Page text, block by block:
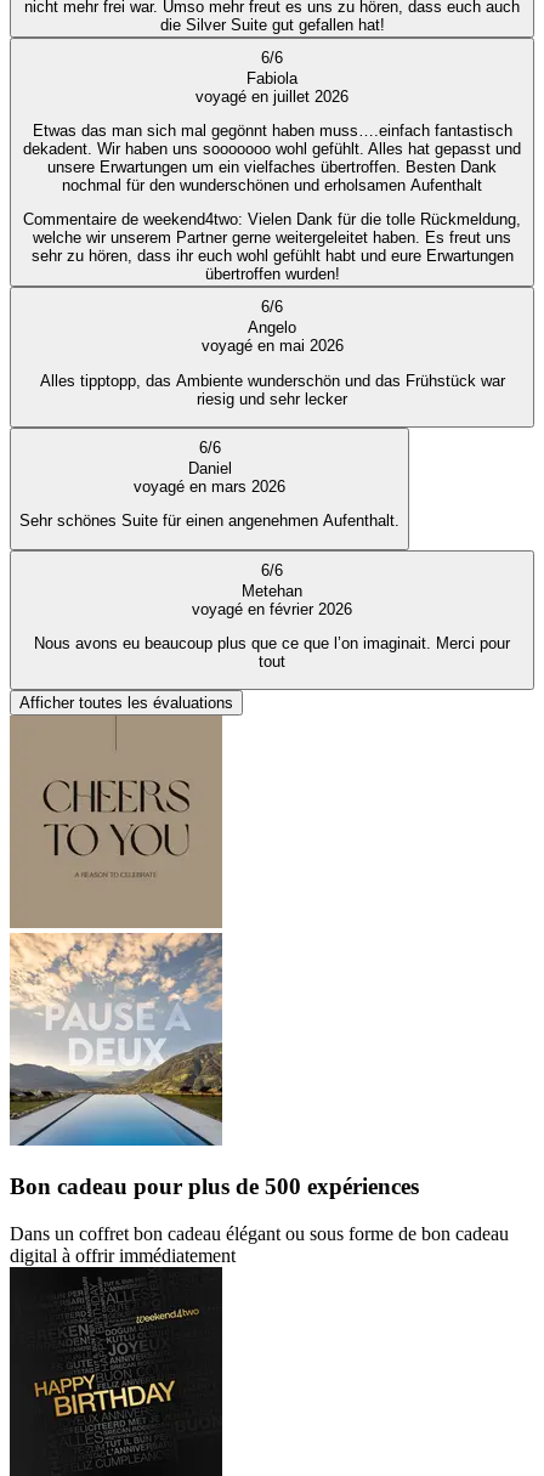
nicht mehr frei war. Umso mehr freut es uns zu hören, dass euch auch
die Silver Suite gut gefallen hat!
6/6
Fabiola
voyagé en juillet 2026
Etwas das man sich mal gegönnt haben muss….einfach fantastisch
dekadent. Wir haben uns sooooooo wohl gefühlt. Alles hat gepasst und
unsere Erwartungen um ein vielfaches übertroffen. Besten Dank
nochmal für den wunderschönen und erholsamen Aufenthalt
Commentaire de weekend4two: Vielen Dank für die tolle Rückmeldung,
welche wir unserem Partner gerne weitergeleitet haben. Es freut uns
sehr zu hören, dass ihr euch wohl gefühlt habt und eure Erwartungen
übertroffen wurden!
6/6
Angelo
voyagé en mai 2026
Alles tipptopp, das Ambiente wunderschön und das Frühstück war
riesig und sehr lecker
6/6
Daniel
voyagé en mars 2026
Sehr schönes Suite für einen angenehmen Aufenthalt.
6/6
Metehan
voyagé en février 2026
Nous avons eu beaucoup plus que ce que l’on imaginait. Merci pour
tout
Afficher toutes les évaluations
Bon cadeau pour plus de 500 expériences
Dans un coffret bon cadeau élégant ou sous forme de bon cadeau
digital à offrir immédiatement